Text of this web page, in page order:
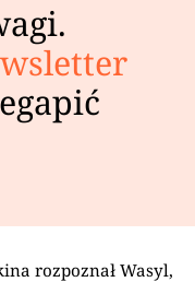
rozpoznał Wasyl,